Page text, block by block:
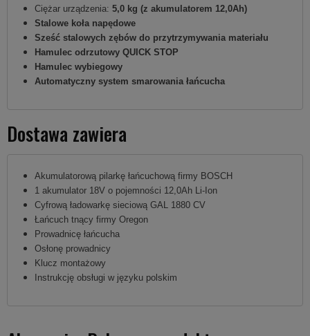
Ciężar urządzenia: 5,0 kg (z akumulatorem 12,0Ah)
Stalowe koła napędowe
Sześć stalowych zębów do przytrzymywania materiału
Hamulec odrzutowy QUICK STOP
Hamulec wybiegowy
Automatyczny system smarowania łańcucha
Dostawa zawiera
Akumulatorową pilarkę łańcuchową firmy BOSCH
1 akumulator 18V o pojemności 12,0Ah Li-Ion
Cyfrową ładowarkę sieciową GAL 1880 CV
Łańcuch tnący firmy Oregon
Prowadnicę łańcucha
Osłonę prowadnicy
Klucz montażowy
Instrukcję obsługi w języku polskim